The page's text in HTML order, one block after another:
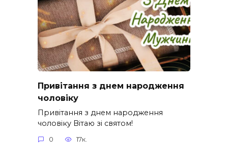
Привітання з днем народження
чоловіку
Привітання з днем народження
чоловіку Вітаю зі святом!
0 17к.